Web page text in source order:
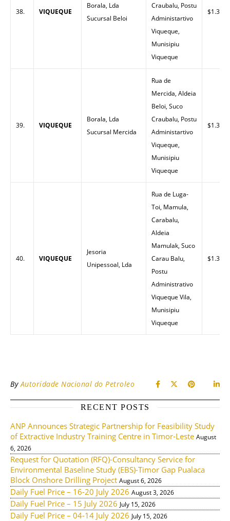
38. VIQUEQUE
Borala, Lda
Sucursal Beloi
Craubalu, Postu
Administartivo
Viqueque,
Munisipiu
Viqueque
$1.32
39. VIQUEQUE
Borala, Lda
Sucursal Mercida
Rua de
Mercida, Aldeia
Beloi, Suco
Craubalu, Postu
Administartivo
Viqueque,
Munisipiu
Viqueque
$1.32
40. VIQUEQUE
Jesoria
Unipessoal, Lda
Rua de Luga-
Toi, Mamula,
Carabalu,
Aldeia
Mamulak, Suco
Carau Balu,
Postu
Administrativo
Viqueque Vila,
Munisipiu
Viqueque
$1.33
ByAutoridade Nacional do Petroleo
RECENT POSTS
ANP Announces Strategic Partnership for Feasibility Study
of Extractive Industry Training Centre in Timor-Leste August
6, 2026
Request for Quotation (RFQ)-Consultancy Service for
Environmental Baseline Study (EBS)-Timor Gap Pualaca
Block Onshore Drilling Project August 6, 2026
Daily Fuel Price – 16-20 July 2026 August 3, 2026
Daily Fuel Price – 15 July 2026 July 15, 2026
Daily Fuel Price – 04-14 July 2026 July 15, 2026